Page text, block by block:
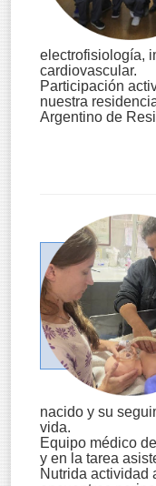
electrofisiología,
cardiovascular.
Participación
nuestra
Argentino de
nacido y su
vida.
Equipo médico
y en la tarea
Nutrida actividad